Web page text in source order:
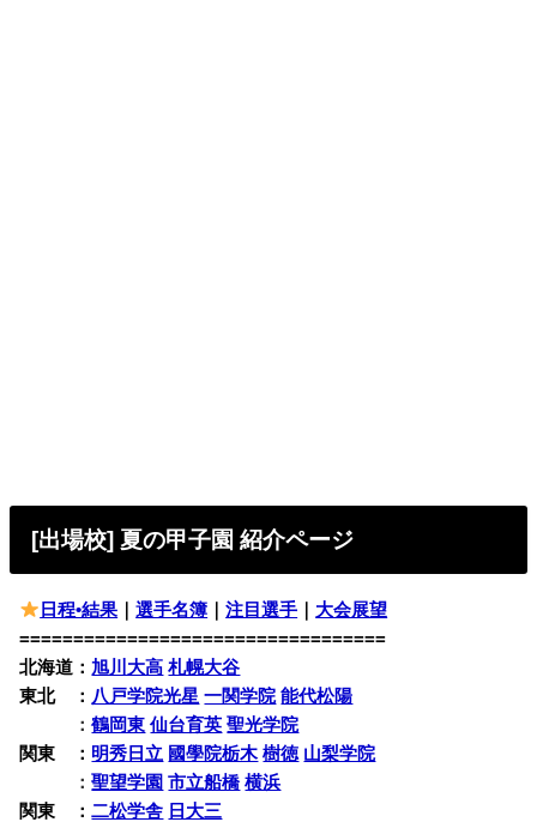
[出場校] 夏の甲子園紹介ページ
日程•結果 ｜選手名簿 ｜注目選手
大会展望
==================================
北海道：旭川大高 札幌大谷
東北 ： 八戸学院光星 一関学院 能代松陽
：鶴岡東 仙台育英 聖光学院
関東 ： 明秀日立 國學院栃木 樹徳 山梨学院
：聖望学園 市立船橋 横浜
関東 ：二松学舎 日大三